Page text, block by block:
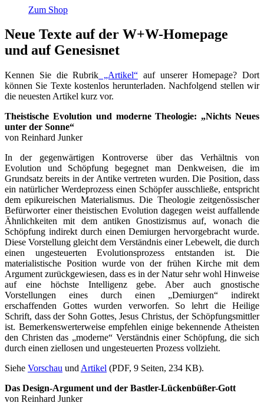
Zum Shop
Neue Texte auf der W+W-Homepage
und auf Genesisnet
Kennen Sie die Rubrik „Artikel“ auf unserer Homepage? Dort
können Sie Texte kostenlos herunterladen. Nachfolgend stellen wir
die neuesten Artikel kurz vor.
Theistische Evolution und moderne Theologie: „Nichts Neues
unter der Sonne“
von Reinhard Junker
In der gegenwärtigen Kontroverse über das Verhältnis von
Evolution und Schöpfung begegnet man Denkweisen, die im
Grundsatz bereits in der Antike vertreten wurden. Die Position, dass
ein natürlicher Werdeprozess einen Schöpfer ausschließe, entspricht
dem epikureischen Materialismus. Die Theologie zeitgenössischer
Befürworter einer theistischen Evolution dagegen weist auffallende
Ähnlichkeiten mit dem antiken Gnostizismus auf, wonach die
Schöpfung indirekt durch einen Demiurgen hervorgebracht wurde.
Diese Vorstellung gleicht dem Verständnis einer Lebewelt, die durch
einen ungesteuerten Evolutionsprozess entstanden ist. Die
materialistische Position wurde von der frühen Kirche mit dem
Argument zurückgewiesen, dass es in der Natur sehr wohl Hinweise
auf eine höchste Intelligenz gebe. Aber auch gnostische
Vorstellungen eines durch einen „Demiurgen“ indirekt
erschaffenden Gottes wurden verworfen. So lehrt die Heilige
Schrift, dass der Sohn Gottes, Jesus Christus, der Schöpfungsmittler
ist. Bemerkenswerterweise empfehlen einige bekennende Atheisten
den Christen das „moderne“ Verständnis einer Schöpfung, die sich
durch einen ziellosen und ungesteuerten Prozess vollzieht.
Siehe Vorschau und Artikel (PDF, 9 Seiten, 234 KB).
Das Design-Argument und der Bastler-Lückenbüßer-Gott
von Reinhard Junker